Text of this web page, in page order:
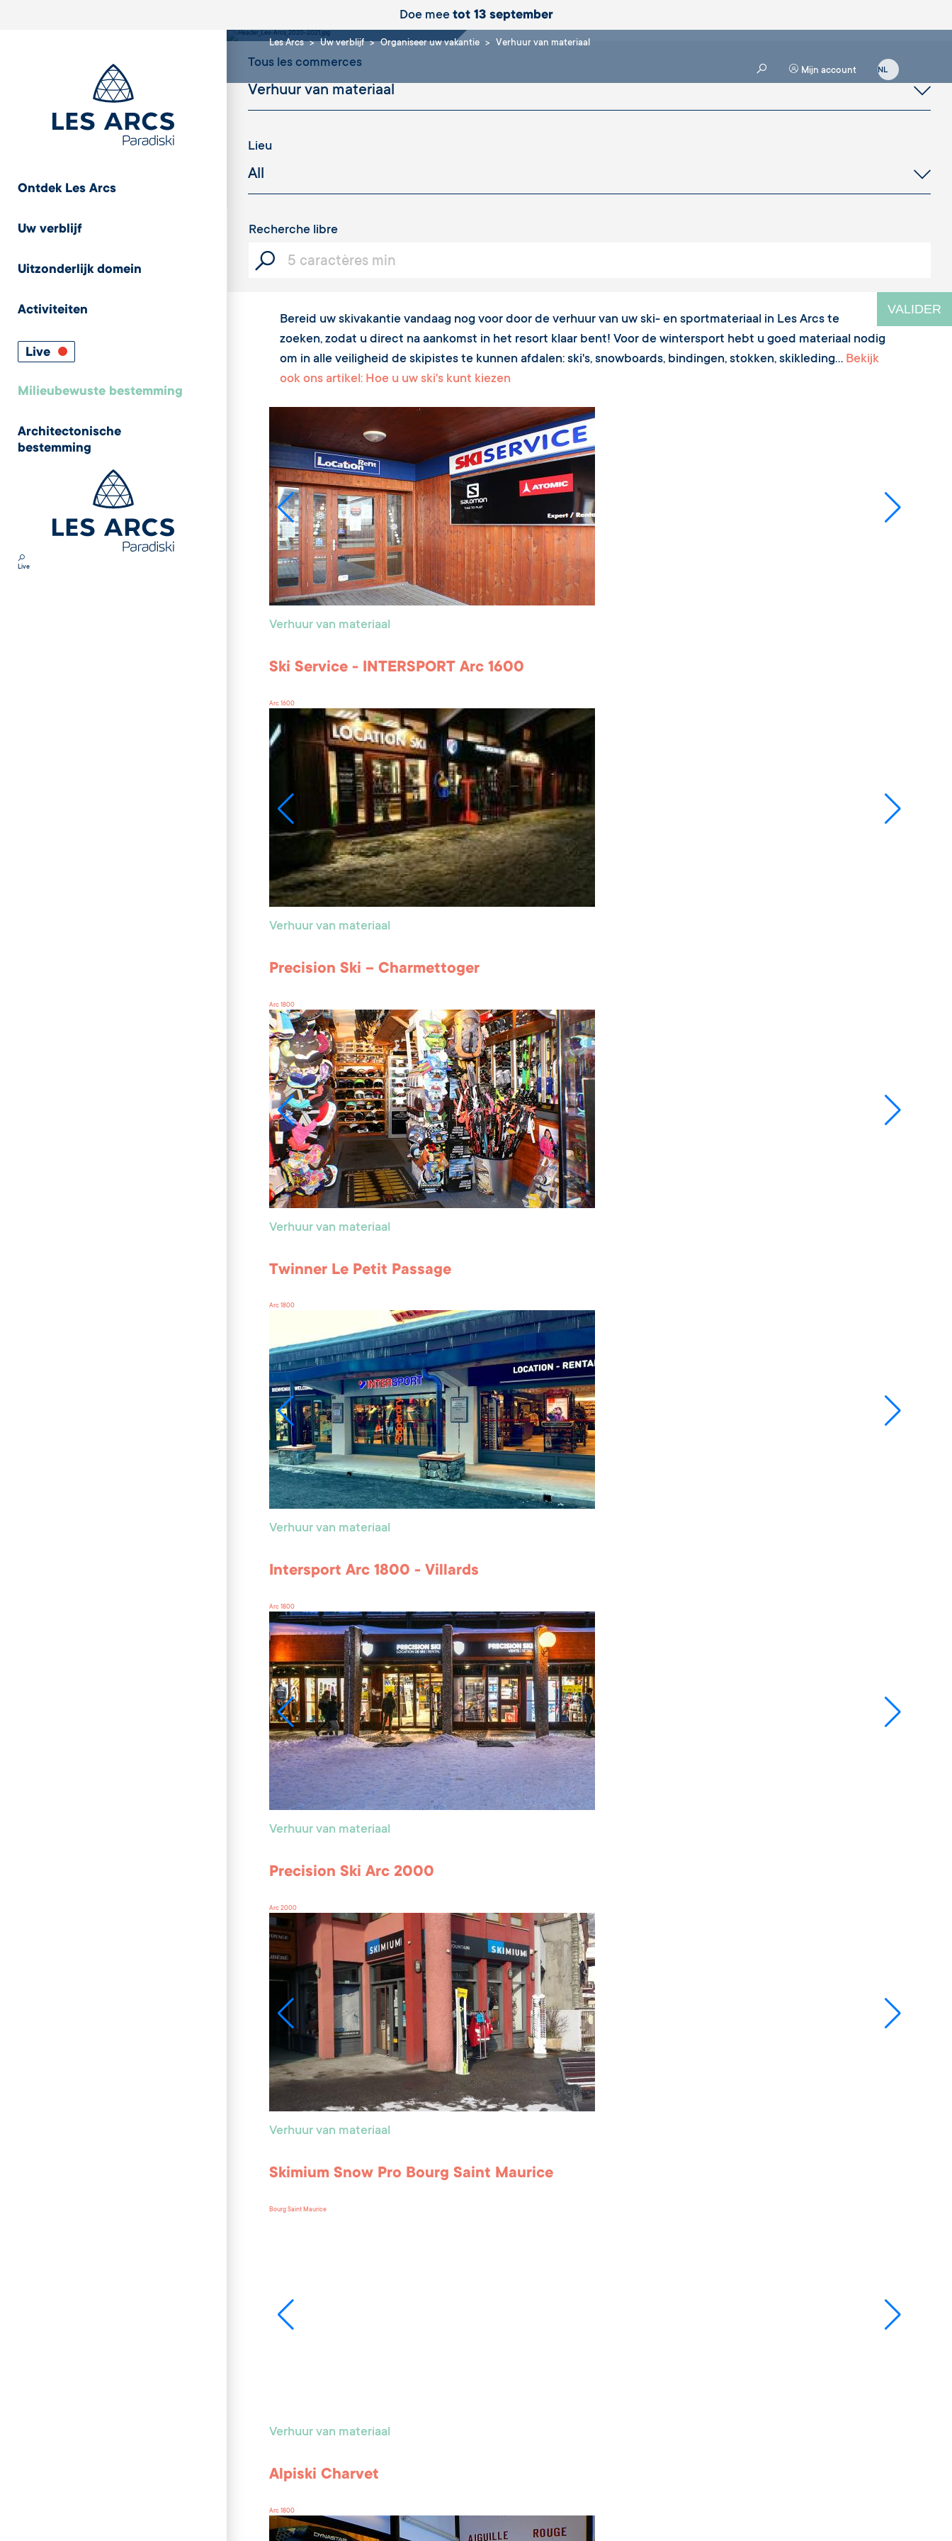
Doe mee tot 13 september
Ontdek Les Arcs
Uw verblijf
Uitzonderlijk domein
Activiteiten
Live
Milieubewuste bestemming
Architectonische
bestemming
Live
Les Arcs Uw verblijf Organiseer uw vakantie Verhuur van materiaal
Mijn account
Tous les commerces
Lieu
Recherche libre
VALIDER
Bereid uw skivakantie vandaag nog voor door de verhuur van uw ski- en sportmateriaal in Les Arcs te
zoeken, zodat u direct na aankomst in het resort klaar bent! Voor de wintersport hebt u goed materiaal nodig
om in alle veiligheid de skipistes te kunnen afdalen: ski's, snowboards, bindingen, stokken, skikleding... Bekijk
ook ons artikel: Hoe u uw ski's kunt kiezen
Verhuur van materiaal
Ski Service - INTERSPORT Arc 1600
Arc 1600
Verhuur van materiaal
Precision Ski – Charmettoger
Arc 1800
Verhuur van materiaal
Twinner Le Petit Passage
Arc 1800
Verhuur van materiaal
Intersport Arc 1800 - Villards
Arc 1800
Verhuur van materiaal
Precision Ski Arc 2000
Arc 2000
Verhuur van materiaal
Skimium Snow Pro Bourg Saint Maurice
Bourg Saint Maurice
Verhuur van materiaal
Alpiski Charvet
Arc 1800